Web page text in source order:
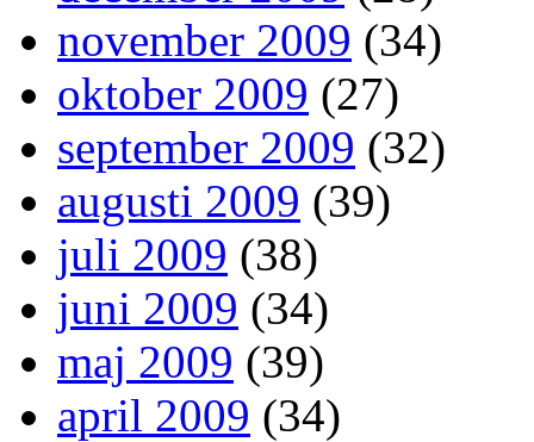
november 2009 (34)
oktober 2009 (27)
september 2009 (32)
augusti 2009 (39)
juli 2009 (38)
juni 2009 (34)
maj 2009 (39)
april 2009 (34)